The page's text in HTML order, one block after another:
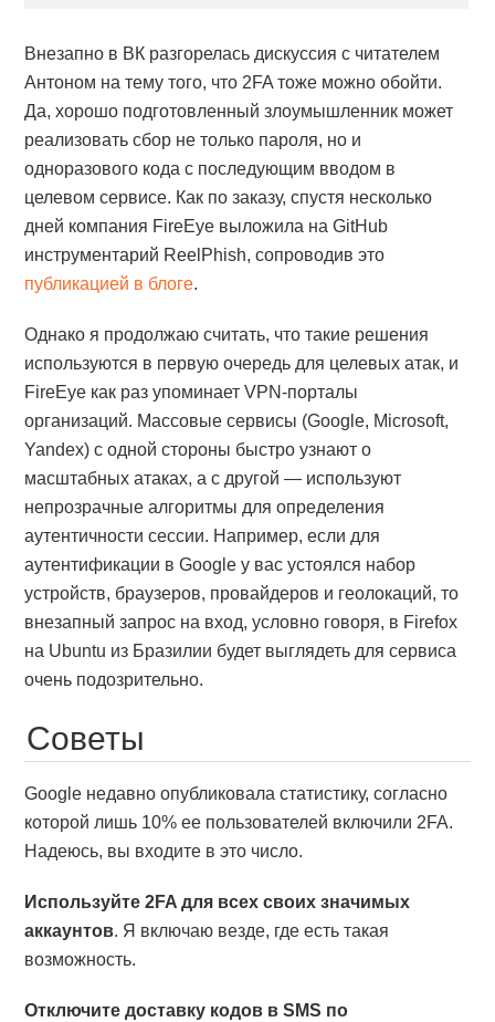
Внезапно в ВК разгорелась дискуссия с читателем
Антоном на тему того, что 2FA тоже можно обойти.
Да, хорошо подготовленный злоумышленник может
реализовать сбор не только пароля, но и
одноразового кода с последующим вводом в
целевом сервисе. Как по заказу, спустя несколько
дней компания FireEye выложила на GitHub
инструментарий ReelPhish, сопроводив это
публикацией в блоге.
Однако я продолжаю считать, что такие решения
используются в первую очередь для целевых атак, и
FireEye как раз упоминает VPN-порталы
организаций. Массовые сервисы (Google, Microsoft,
Yandex) с одной стороны быстро узнают о
масштабных атаках, а с другой — используют
непрозрачные алгоритмы для определения
аутентичности сессии. Например, если для
аутентификации в Google у вас устоялся набор
устройств, браузеров, провайдеров и геолокаций, то
внезапный запрос на вход, условно говоря, в Firefox
на Ubuntu из Бразилии будет выглядеть для сервиса
очень подозрительно.
Советы
Google недавно опубликовала статистику, согласно
которой лишь 10% ее пользователей включили 2FA.
Надеюсь, вы входите в это число.
Используйте 2FA для всех своих значимых
аккаунтов. Я включаю везде, где есть такая
возможность.
Отключите доставку кодов в SMS по